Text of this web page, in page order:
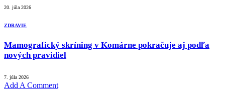
20. júla 2026
ZDRAVIE
Mamografický skríning v Komárne pokračuje aj podľa
nových pravidiel
7. júla 2026
Add A Comment